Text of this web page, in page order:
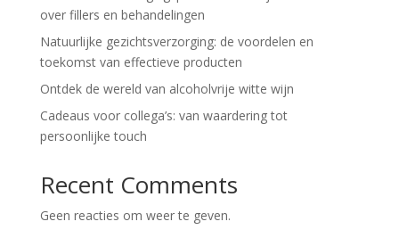
over fillers en behandelingen
Natuurlijke gezichtsverzorging: de voordelen en
toekomst van effectieve producten
Ontdek de wereld van alcoholvrije witte wijn
Cadeaus voor collega’s: van waardering tot
persoonlijke touch
Recent Comments
Geen reacties om weer te geven.